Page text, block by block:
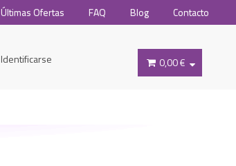
Últimas Ofertas FAQ Blog Contacto
Identificarse 0,00 €